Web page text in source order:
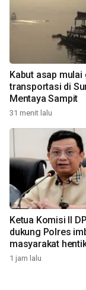
Kabut asap mulai
transportasi di
Mentaya Sampit
31 menit lalu
Ketua Komisi II
dukung Polres
masyarakat
fishing
1 jam lalu